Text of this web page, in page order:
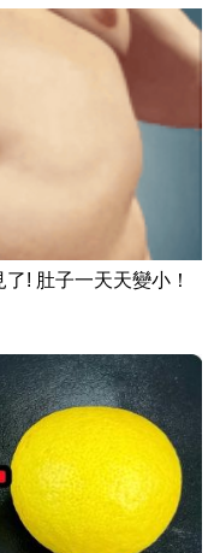
! 肚子一天天變小！